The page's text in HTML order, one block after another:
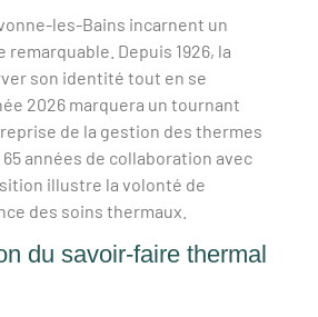
les-Bains incarnent un
Depuis 1926, la
son identité tout en se
2026 marquera un tournant
de la gestion des thermes
65 années de collaboration avec
illustre la volonté de
des soins thermaux.
du savoir-faire thermal